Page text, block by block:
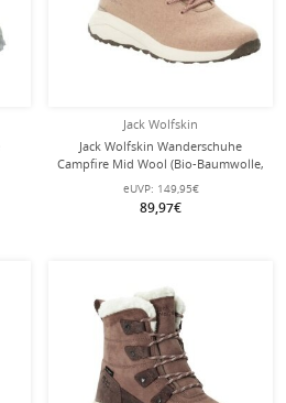
Jack Wolfskin
Jack Wolfskin Wanderschuhe
Campfire Mid Wool (Bio-Baumwolle,
bequem, atmungsaktiv) rosa Damen
eUVP: 149,95€
89,97€